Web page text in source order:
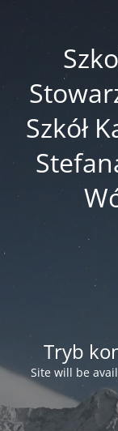
Szkół
Tryb
Site will be